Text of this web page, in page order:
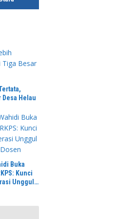
dan Aliansi Solokanjeruk
Jembatan Beton
Perintis
Desa Helau
Buka
Kunci
Unggul